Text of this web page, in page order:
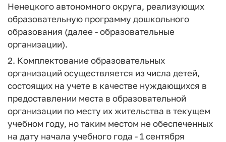
Ненецкого автономного округа, реализующих
образовательную программу дошкольного
образования (далее - образовательные
организации).
2. Комплектование образовательных
организаций осуществляется из числа детей,
состоящих на учете в качестве нуждающихся в
предоставлении места в образовательной
организации по месту их жительства в текущем
учебном году, но таким местом не обеспеченных
на дату начала учебного года - 1 сентября